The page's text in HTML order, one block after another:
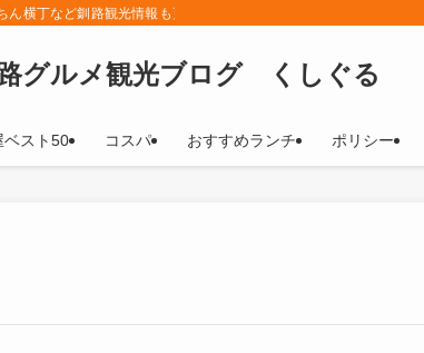
横丁など釧路観光情報も更新していきます！
グルメ観光ブログ くしぐる
ベスト50 コスパ おすすめランチ ポリシー